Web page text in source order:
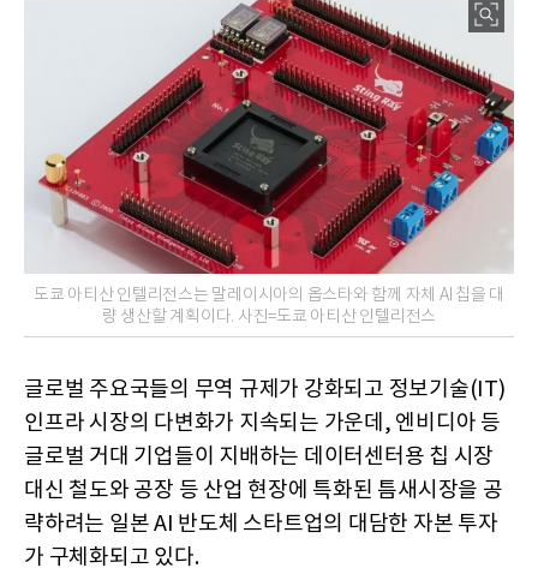
도쿄 아티산 인텔리전스는 말레이시아의 옵스타와 함께 자체 AI 칩을 대
량 생산할 계획이다. 사진=도쿄 아티산 인텔리전스
글로벌 주요국들의 무역 규제가 강화되고 정보기술(IT)
인프라 시장의 다변화가 지속되는 가운데, 엔비디아 등
글로벌 거대 기업들이 지배하는 데이터센터용 칩 시장
대신 철도와 공장 등 산업 현장에 특화된 틈새시장을 공
략하려는 일본 AI 반도체 스타트업의 대담한 자본 투자
가 구체화되고 있다.